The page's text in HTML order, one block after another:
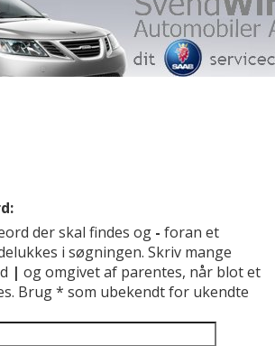
der skal findes og - foran et
i søgningen. Skriv mange
| og omgivet af parentes, når blot et
Brug * som ubekendt for ukendte